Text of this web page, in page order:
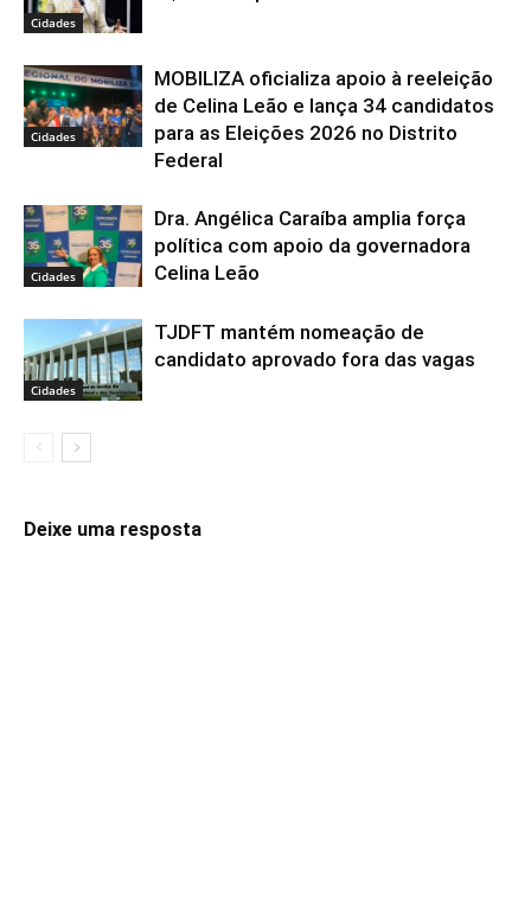
Cidades
Cidades
MOBILIZA oficializa apoio à reeleição
de Celina Leão e lança 34 candidatos
para as Eleições 2026 no Distrito
Federal
Cidades
Dra. Angélica Caraíba amplia força
política com apoio da governadora
Celina Leão
Cidades
TJDFT mantém nomeação de
candidato aprovado fora das vagas
Deixe uma resposta